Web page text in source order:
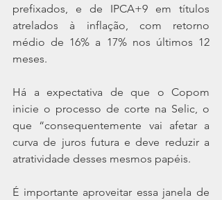
prefixados, e de IPCA+9 em títulos
atrelados à inflação, com retorno
médio de 16% a 17% nos últimos 12
meses.
Há a expectativa de que o Copom
inicie o processo de corte na Selic, o
que “consequentemente vai afetar a
curva de juros futura e deve reduzir a
atratividade desses mesmos papéis.
É importante aproveitar essa janela de